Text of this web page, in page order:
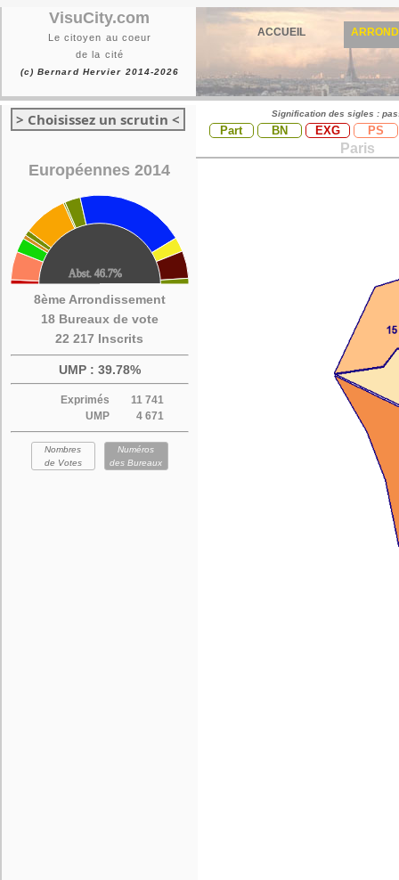
VisuCity.com
Le citoyen au coeur
de la cité
(c) Bernard Hervier 2014-2026
ACCUEIL
> Choisissez un scrutin <
Européennes 2014
8ème Arrondissement
18 Bureaux de vote
22 217 Inscrits
UMP : 39.78%
Exprimés
11 741
UMP
4 671
Nombres
de Votes
Numéros
des Bureaux
Signification des sigles :
Part BN EXG PS
Paris